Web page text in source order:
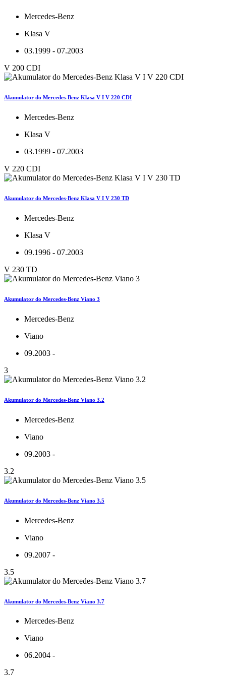
Mercedes-Benz
Klasa V
03.1999 - 07.2003
V 200 CDI
Akumulator do Mercedes-Benz Klasa V I V 220 CDI
Mercedes-Benz
Klasa V
03.1999 - 07.2003
V 220 CDI
Akumulator do Mercedes-Benz Klasa V I V 230 TD
Mercedes-Benz
Klasa V
09.1996 - 07.2003
V 230 TD
Akumulator do Mercedes-Benz Viano 3
Mercedes-Benz
Viano
09.2003 -
3
Akumulator do Mercedes-Benz Viano 3.2
Mercedes-Benz
Viano
09.2003 -
3.2
Akumulator do Mercedes-Benz Viano 3.5
Mercedes-Benz
Viano
09.2007 -
3.5
Akumulator do Mercedes-Benz Viano 3.7
Mercedes-Benz
Viano
06.2004 -
3.7